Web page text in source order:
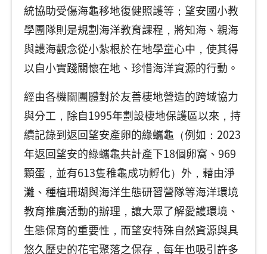
統協助受傷海龜移地復健照護等；望安國小教
學團隊則是規劃海洋教育課程，將知海、親海
與護海觀念從小紮根於在地學童心中，使其得
以自小實踐關懷在地、珍惜海洋資源的行動。
經由各機關團體對於友善棲地營造的跨域協力
與分工，除自1995年劃設棲地保護區以來，持
續記錄到返回望安產卵的綠蠵龜（例如：2023
年返回望安的綠蠵龜共計產下18個卵窩、969
顆蛋，並有613隻稚龜成功孵化）外，藉由淨
灘、種植珊瑚與海洋生態研習營隊等海洋環境
教育推廣活動的辦理，讓大眾了解愛護環境、
生態保育的重要性，而望安特殊自然資源與具
悠久歷史的花宅聚落之保存，每年也吸引許多